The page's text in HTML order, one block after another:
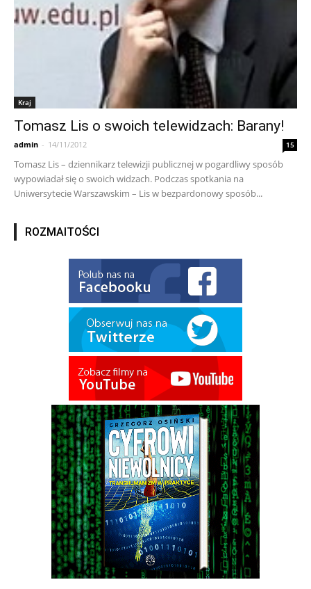
Kraj
Tomasz Lis o swoich telewidzach: Barany!
admin - 14/11/2012 15
Tomasz Lis – dziennikarz telewizji publicznej w pogardliwy sposób
wypowiadał się o swoich widzach. Podczas spotkania na
Uniwersytecie Warszawskim – Lis w bezpardonowy sposób...
ROZMAITOŚCI